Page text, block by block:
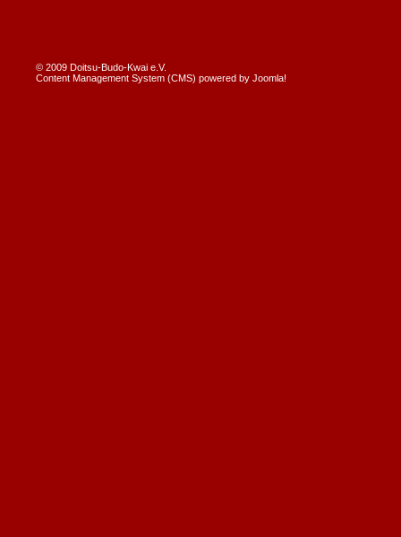
© 2009 Doitsu-Budo-Kwai e.V.
Content Management System (CMS) powered by Joomla!